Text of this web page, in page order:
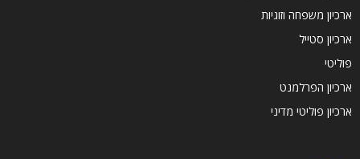
ארכיון משפחה וזוגיות
ארכיון סטייל
פוליטי
ארכיון הפרלמנט
ארכיון פוליטי מדיני